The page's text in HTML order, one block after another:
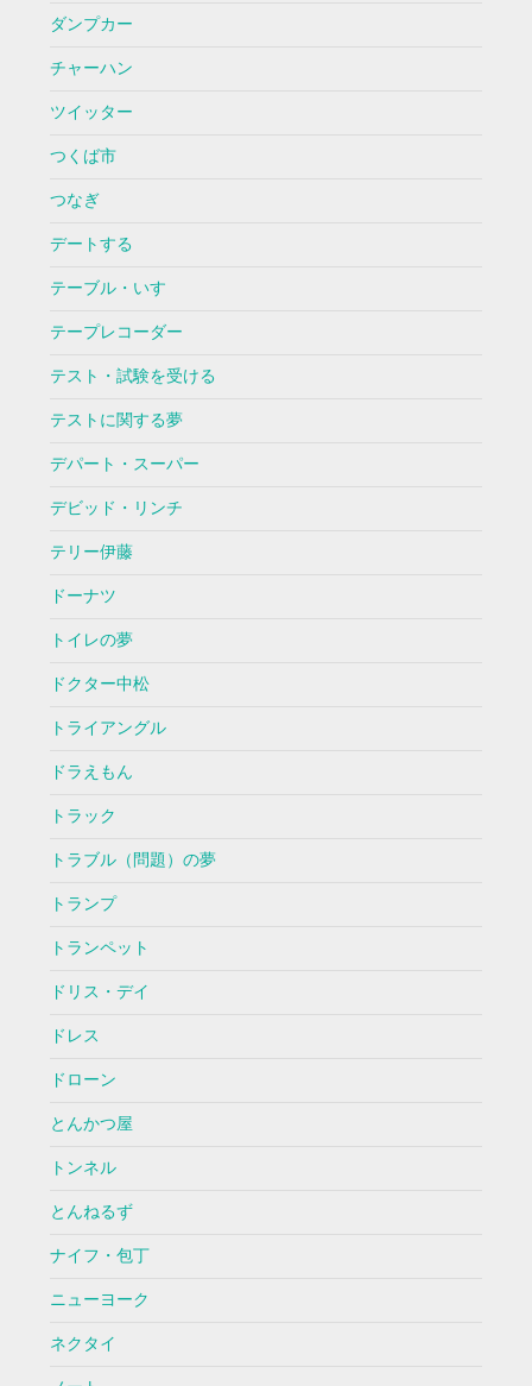
ダンプカー
チャーハン
ツイッター
つくば市
つなぎ
デートする
テーブル・いす
テープレコーダー
テスト・試験を受ける
テストに関する夢
デパート・スーパー
デビッド・リンチ
テリー伊藤
ドーナツ
トイレの夢
ドクター中松
トライアングル
ドラえもん
トラック
トラブル（問題）の夢
トランプ
トランペット
ドリス・デイ
ドレス
ドローン
とんかつ屋
トンネル
とんねるず
ナイフ・包丁
ニューヨーク
ネクタイ